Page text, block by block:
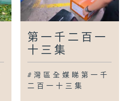
第一千二百一
十三集
#灣區全媒睇第一千
二百一十三集